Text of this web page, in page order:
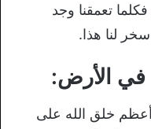
تعمقنا وجد
لنا هذا.
في الأرض:
خلق الله على